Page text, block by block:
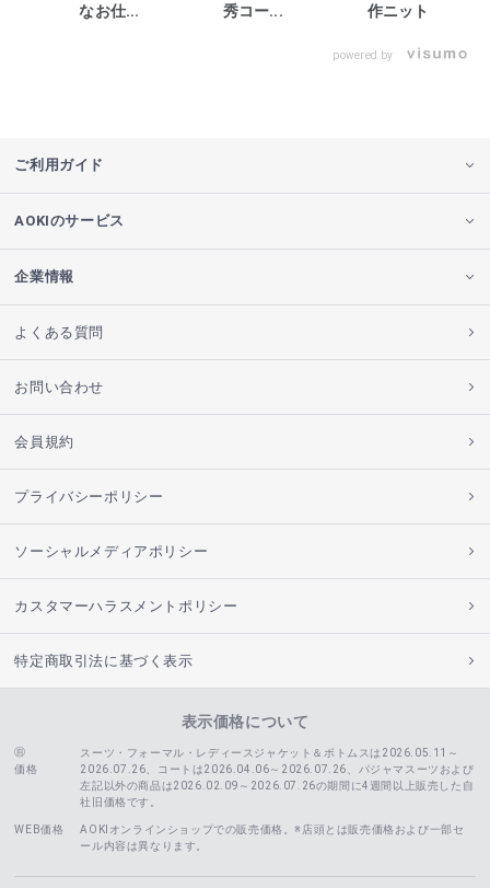
なお仕...
秀コー...
作ニット3...
powered by
ご利用ガイド
AOKIのサービス
企業情報
よくある質問
お問い合わせ
会員規約
プライバシーポリシー
ソーシャルメディアポリシー
カスタマーハラスメントポリシー
特定商取引法に基づく表示
表示価格について
価格
スーツ・フォーマル・レディースジャケット＆ボトムスは2026.05.11～
2026.07.26、コートは2026.04.06～2026.07.26、
パジャマスーツおよび
左記以外の商品は2026.02.09～2026.07.26の期間に4週間以上販売した自
社旧価格です。
WEB価格
AOKIオンラインショップでの販売価格。※店頭とは販売価格および一部セ
ール内容は異なります。